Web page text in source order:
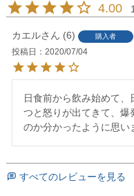
4.00
カエル 6 購入者
投稿日
2020/07/04
日食前から飲み始めて
つと怒りが出てきて、爆
のか分かったように思い
すべてのレビューを見る